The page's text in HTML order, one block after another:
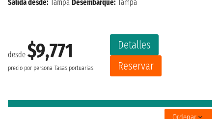
desde $9,771
precio por persona Tasas portuarias
Detalles
Reservar
Salida desde: Tampa Desembarque: Tampa